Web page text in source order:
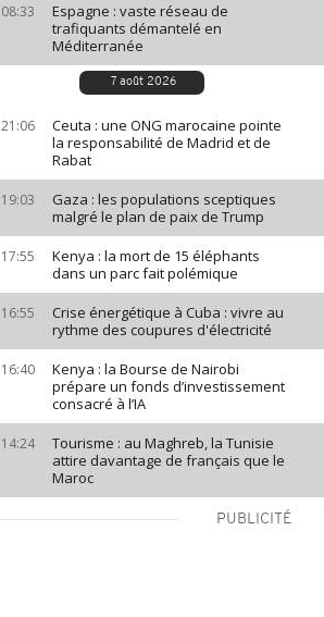
08:33
Espagne : vaste réseau de
trafiquants démantelé en
Méditerranée
7 août 2026
21:06
Ceuta : une ONG marocaine pointe
la responsabilité de Madrid et de
Rabat
19:03
Gaza : les populations sceptiques
malgré le plan de paix de Trump
17:55
Kenya : la mort de 15 éléphants
dans un parc fait polémique
16:55
Crise énergétique à Cuba : vivre au
rythme des coupures d'électricité
16:40
Kenya : la Bourse de Nairobi
prépare un fonds d’investissement
consacré à l’IA
14:24
Tourisme : au Maghreb, la Tunisie
attire davantage de français que le
Maroc
PUBLICITÉ